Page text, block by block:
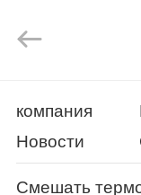
Rights
компания
Новости
Смешать